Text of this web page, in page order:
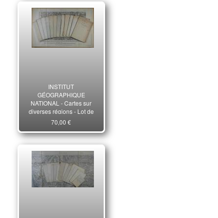
INSTITUT
GÉOGRAPHIQUE
NATIONAL - Cartes sur
diverses régions - Lot de
14 cartes
70,00 €